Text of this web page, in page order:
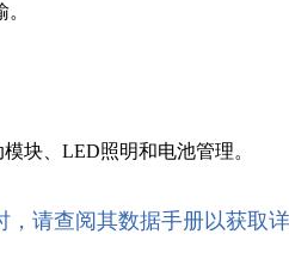
块、LED照明和电池管理。
请查阅其数据手册以获取